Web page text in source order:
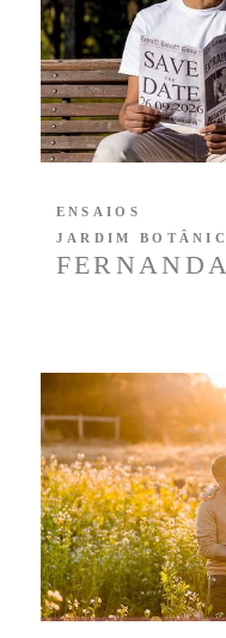
ENSAIOS
JARDIM